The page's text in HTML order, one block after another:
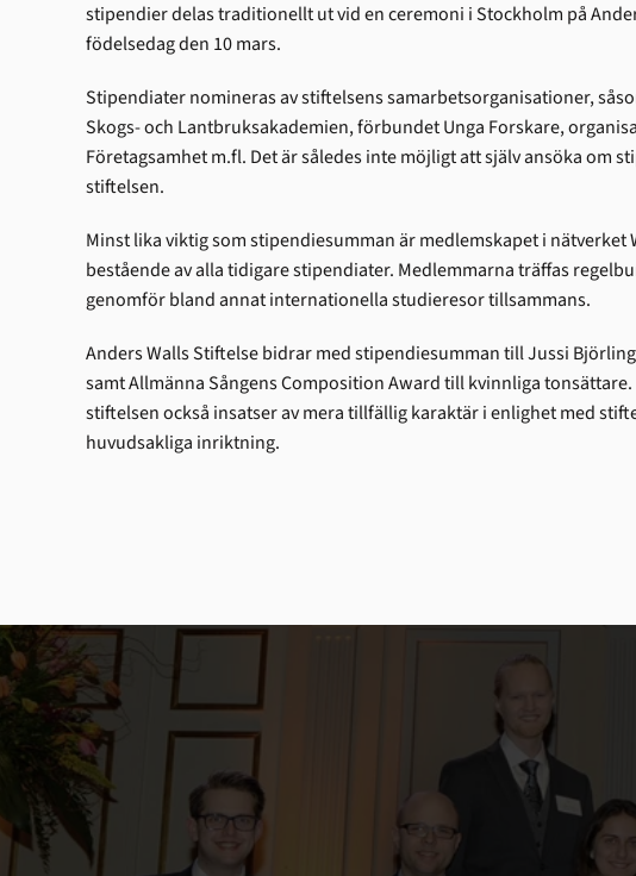
stipendier delas traditionellt ut vid en ceremoni i Stockholm på
födelsedag den 10 mars.
Stipendiater nomineras av stiftelsens samarbetsorganisationer,
Skogs- och Lantbruksakademien, förbundet Unga Forskare,
Företagsamhet m.fl. Det är således inte möjligt att själv ansöka om
stiftelsen.
Minst lika viktig som stipendiesumman är med­lemskapet i nätverket
bestående av alla tidigare stipendiater. Medlemmarna träffas
genomför bland annat internationella studieresor tillsammans.
Anders Walls Stiftelse bidrar med stipendiesumman till Jussi
samt Allmänna Sångens Composition Award till kvinnliga
stiftelsen också insatser av mera tillfällig karaktär i enlighet med
huvudsakliga inriktning.